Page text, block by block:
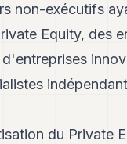
non-exécutifs
Equity, des
du Private